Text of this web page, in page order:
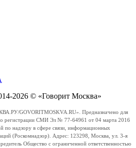
2026 © «Говорит Москва»
GOVORITMOSKVA.RU». Предназначено для
о регистрации СМИ Эл № 77-64961 от 04 марта 2016
по надзору в сфере связи, информационных
(Роскомнадзор). Адрес: 123298, Москва, ул. 3-я
Общество с ограниченной ответственностью